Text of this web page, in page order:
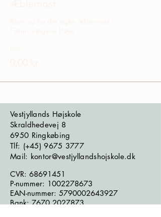
Vestjyllands Højskole
Skraldhedevej 8
6950 Ringkøbing
​​​Tlf: (+45)9675 3777
Mail: kontor@vestjyllandshojskole.dk
CVR: 68691451
P-nummer: 1002278673
EAN-nummer: 5790002643927
Bank:7670 2027873